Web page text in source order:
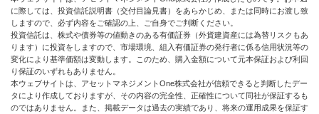
に際しては、投資信託説明書（交付目論見書）をあらかじめ、または同時にお渡し致
しますので、必ず内容をご確認の上、ご自身でご判断ください。
投資信託は、株式や債券等の値動きのある有価証券（外貨建資産には為替リスクもあ
ります）に投資をしますので、市場環境、組入有価証券の発行者に係る信用状況等の
変化により基準価額は変動します。このため、購入金額について元本保証および利回
り保証のいずれもありません。
本ウェブサイトは、アセットマネジメントOne株式会社が信頼できると判断したデー
タにより作成しておりますが、その内容の完全性、正確性について同社が保証するも
のではありません。また、掲載データは過去の実績であり、将来の運用成果を保証す